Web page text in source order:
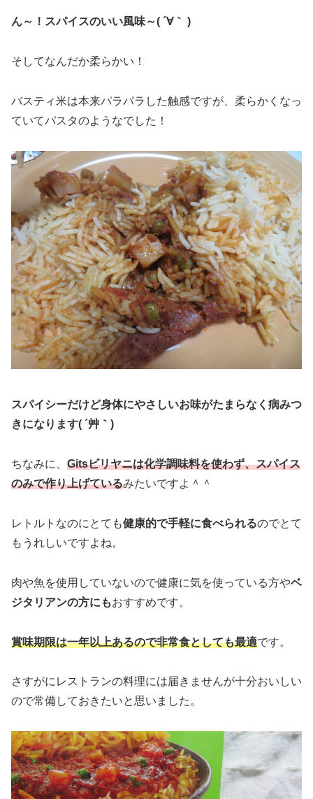
ん～！スパイスのいい風味～( ´∀｀ )
そしてなんだか柔らかい！
バスティ米は本来パラパラした触感ですが、柔らかくなっ
ていてパスタのようなでした！
スパイシーだけど身体にやさしいお味がたまらなく病みつ
きになります( ´艸｀)
ちなみに、 Gitsビリヤニは化学調味料を使わず、スパイス
のみで作り上げているみたいですよ＾＾
レトルトなのにとても健康的で手軽に食べられるのでとて
もうれしいですよね。
肉や魚を使用していないので健康に気を使っている方やベ
ジタリアンの方にもおすすめです。
賞味期限は一年以上あるので非常食としても最適です。
さすがにレストランの料理には届きませんが十分おいしい
ので常備しておきたいと思いました。